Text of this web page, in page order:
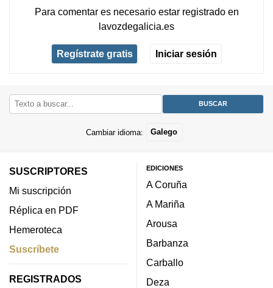
Para comentar es necesario estar registradoen
lavozdegalicia.es
Regístrate gratis Iniciar sesión
Cambiar idioma: Galego
SUSCRIPTORES
Mi suscripción
Réplica en PDF
Hemeroteca
Suscríbete
REGISTRADOS
EDICIONES
A Coruña
A Mariña
Arousa
Barbanza
Carballo
Deza